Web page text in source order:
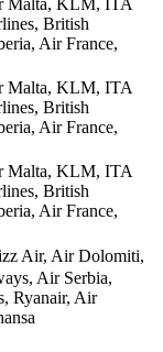
British
Air France,
Malta, KLM, ITA
British
Air France,
Malta, KLM, ITA
British
Air France,
Air, Air Dolomiti,
Air Serbia,
Ryanair, Air